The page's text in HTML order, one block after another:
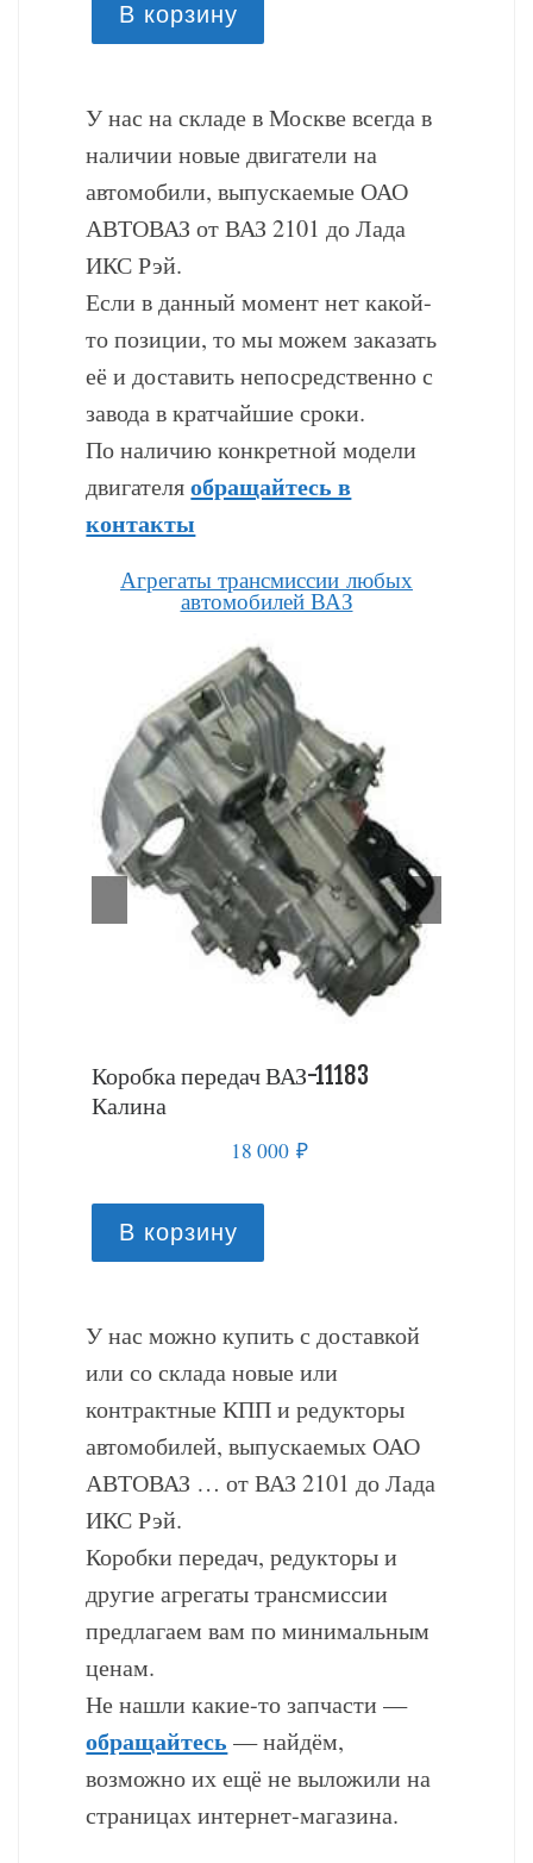
В корзину
У нас на складе в Москве всегда в
наличии новые двигатели на
автомобили, выпускаемые ОАО
АВТОВАЗ от ВАЗ 2101 до Лада
ИКС Рэй.
Если в данный момент нет какой-
то позиции, то мы можем заказать
её и доставить непосредственно с
завода в кратчайшие сроки.
По наличию конкретной модели
двигателяобращайтесь в
контакты
Агрегаты трансмиссии любых
автомобилей ВАЗ
Коробка передач ВАЗ-11183
Калина
18 000₽
В корзину
У нас можно купить с доставкой
или со склада новые или
контрактные КПП и редукторы
автомобилей, выпускаемых ОАО
АВТОВАЗ … от ВАЗ 2101 до Лада
ИКС Рэй.
Коробки передач, редукторы и
другие агрегаты трансмиссии
предлагаем вам по минимальным
ценам.
Не нашли какие-то запчасти —
обращайтесь — найдём,
возможно их ещё не выложили на
страницах интернет-магазина.